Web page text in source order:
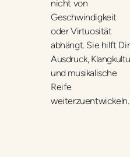
nicht von
Geschwindigkeit
oder Virtuosität
abhängt. Sie hilft
Ausdruck,
und musikalische
Reife
weiterzuentwickeln.